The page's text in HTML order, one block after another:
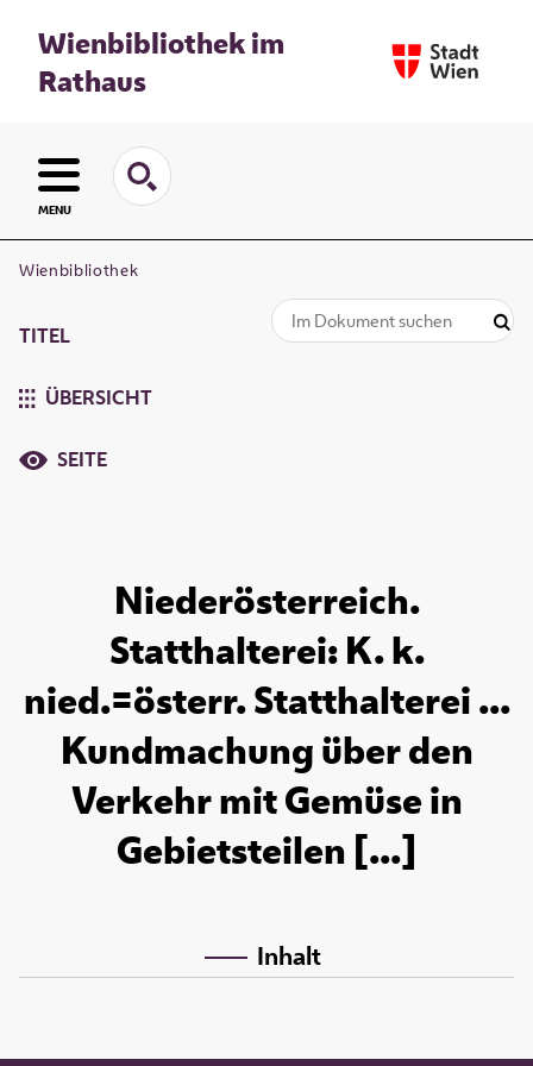
Wienbibliothek im
Rathaus
MENU
Wienbibliothek
TITEL
ÜBERSICHT
SEITE
Niederösterreich.
Statthalterei: K. k.
nied.=österr. Statthalterei ...
Kundmachung über den
Verkehr mit Gemüse in
Gebietsteilen [...]
Inhalt